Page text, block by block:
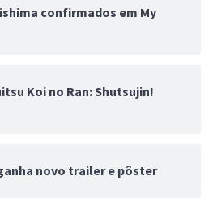
confirmados em My
Koi no Ran: Shutsujin!
novo trailer e pôster